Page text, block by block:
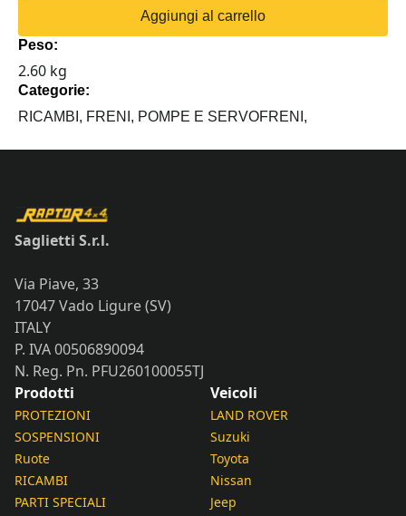
ROVER
DEFENDER
DAL
1991
Aggiungi al carrello
Peso:
2.60 kg
Categorie:
RICAMBI, FRENI, POMPE E SERVOFRENI,
Saglietti S.r.l.
Via Piave, 33
17047 Vado Ligure (SV)
ITALY
P. IVA 00506890094
N. Reg. Pn. PFU260100055TJ
Prodotti
PROTEZIONI
SOSPENSIONI
Ruote
RICAMBI
PARTI SPECIALI
Veicoli
LAND ROVER
Suzuki
Toyota
Nissan
Jeep